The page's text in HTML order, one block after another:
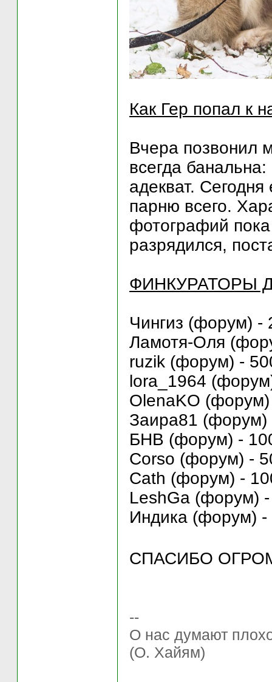
Как Гер попал к
Вчера позвонил
всегда
адекват.
парню всего.
фотографий
разрядился,
ФИНКУРАТОРЫ
Чингиз (форум) -
Ламотя-Оля
ruzik (форум) -
lora_1964
OlenaKO
Заира81 (форум)
БНВ (форум) -
Corso (форум) -
Cath (форум) -
LeshGa (форум)
Индика (форум) -
СПАСИБО
--
О нас думают
(О. Хайям)